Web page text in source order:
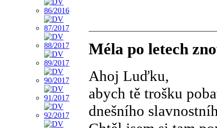
Méla po letech
Ahoj Luďku,
abych tě trošku
dnešního